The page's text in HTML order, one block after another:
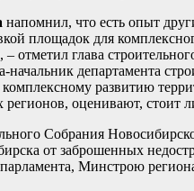
напомнил, что есть опыт
площадок для
отметил глава
начальник департамента
комплексному развитию
оценивают, стоит
Собрания
от заброшенных
Минстрою